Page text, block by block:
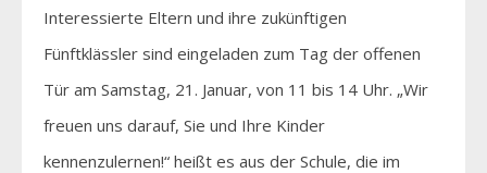
Interessierte Eltern und ihre zukünftigen
Fünftklässler sind eingeladen zum Tag der offenen
Tür am Samstag, 21. Januar, von 11 bis 14 Uhr. „Wir
freuen uns darauf, Sie und Ihre Kinder
kennenzulernen!“ heißt es aus der Schule, die im